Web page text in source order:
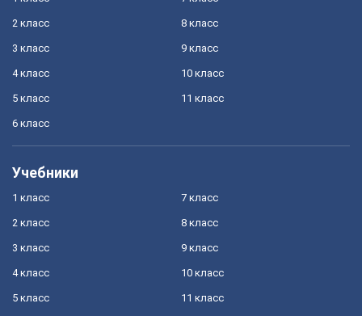
2 класс
3 класс
4 класс
5 класс
6 класс
8 класс
9 класс
10 класс
11 класс
Учебники
1 класс
2 класс
3 класс
4 класс
5 класс
7 класс
8 класс
9 класс
10 класс
11 класс